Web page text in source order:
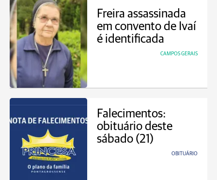
Freira assassinada
em convento de Ivaí
é identificada
CAMPOS GERAIS
Falecimentos:
obituário deste
sábado (21)
OBITUÁRIO